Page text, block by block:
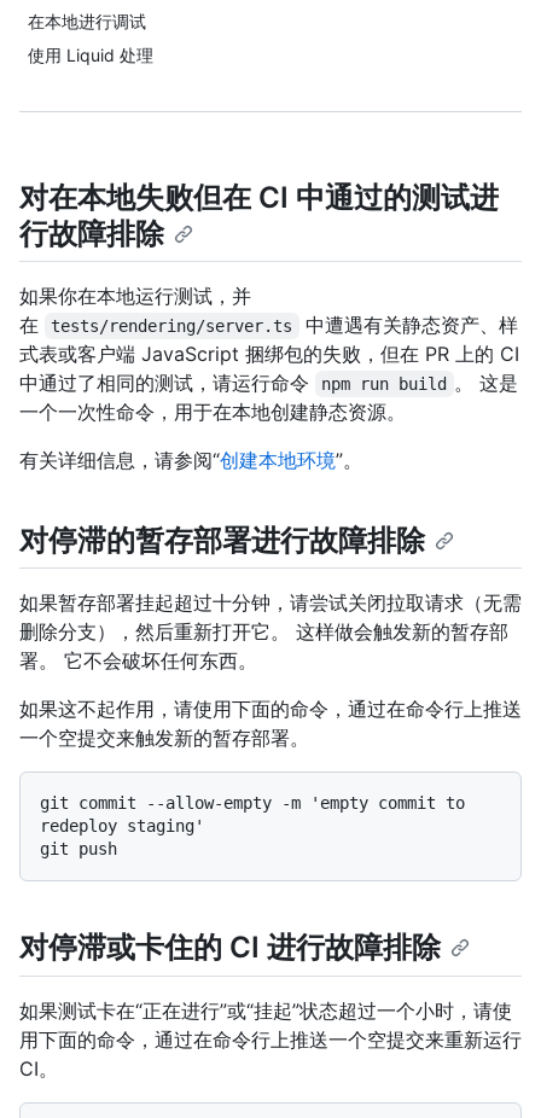
在本地进行调试
使用 Liquid 处理
对在本地失败但在 CI 中通过的测试进
行故障排除
如果你在本地运行测试，并
在
tests/rendering/server.ts
中遭遇有关静态资产、样
式表或客户端 JavaScript 捆绑包的失败，但在 PR 上的 CI
中通过了相同的测试，请运行命令
npm run build 。 这是
一个一次性命令，用于在本地创建静态资源。
有关详细信息，请参阅“创建本地环境”。
对停滞的暂存部署进行故障排除
如果暂存部署挂起超过十分钟，请尝试关闭拉取请求（无需
删除分支），然后重新打开它。 这样做会触发新的暂存部
署。 它不会破坏任何东西。
如果这不起作用，请使用下面的命令，通过在命令行上推送
一个空提交来触发新的暂存部署。
git commit --allow-empty -m 'empty commit to
redeploy staging'
对停滞或卡住的 CI 进行故障排除
如果测试卡在“正在进行”或“挂起”状态超过一个小时，请使
用下面的命令，通过在命令行上推送一个空提交来重新运行
CI。